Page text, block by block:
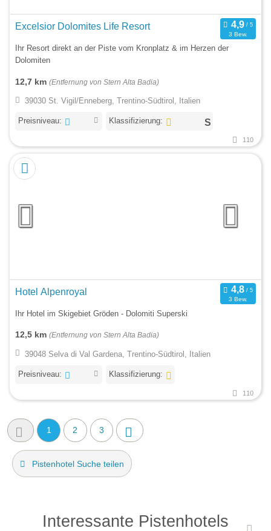
Excelsior Dolomites Life Resort
3 Bew.
Ihr Resort direkt an der Piste vom Kronplatz & im Herzen der
Dolomiten
12,7 km (Entfernung von Stern Alta Badia)
39030 St. Vigil/Enneberg, Trentino-Südtirol, Italien
Preisniveau: Klassifizierung:
110
Hotel Alpenroyal
3 Bew.
Ihr Hotel im Skigebiet Gröden - Dolomiti Superski
12,5 km (Entfernung von Stern Alta Badia)
39048 Selva di Val Gardena, Trentino-Südtirol, Italien
Preisniveau: Klassifizierung:
110
1 2 3
Pistenhotel Suche teilen
Interessante Pistenhotels